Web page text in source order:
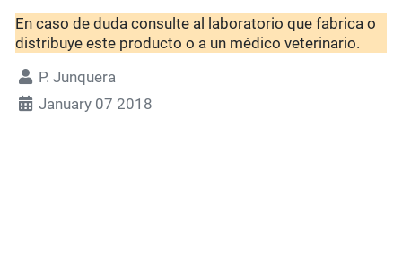
En caso de duda consulte al laboratorio que fabrica o
distribuye este producto o a un médico veterinario.
P. Junquera
January 07 2018